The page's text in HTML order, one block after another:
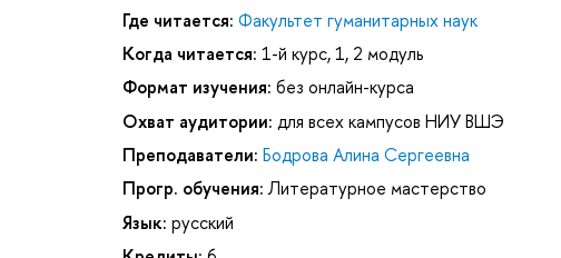
Где читается: Факультет гуманитарных наук
Когда читается: 1-й курс, 1, 2 модуль
Формат изучения: без онлайн-курса
Охват аудитории: для всех кампусов НИУ ВШЭ
Преподаватели: Бодрова Алина Сергеевна
Прогр. обучения: Литературное мастерство
Язык: русский